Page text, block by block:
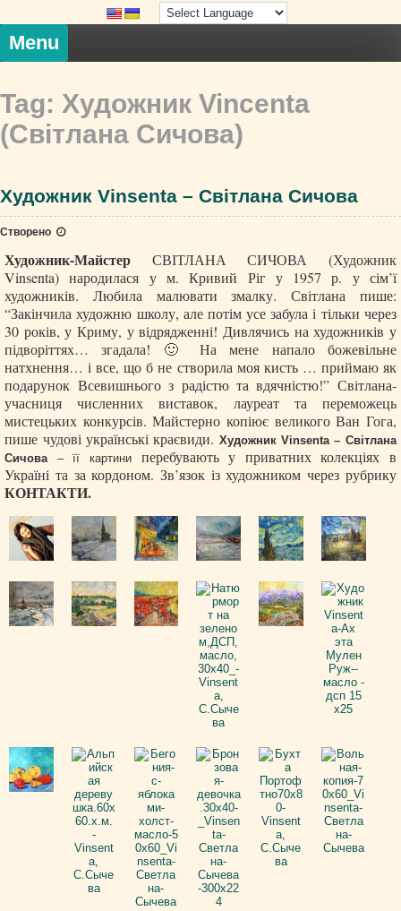
content
Menu
Tag: Художник Vincenta
(Світлана Сичова)
Художник Vinsenta – Світлана Сичова
Створено
Художник-Майстер СВІТЛАНА СИЧОВА (Художник
Vinsenta) народилася у м. Кривий Ріг у 1957 р. у сім’ї
художників. Любила малювати змалку. Світлана пише:
“Закінчила художню школу, але потім усе забула і тільки через
30 років, у Криму, у відрядженні! Дивлячись на художників у
підворіттях… згадала! 🙂 На мене напало божевільне
натхнення… і все, що б не створила моя кисть … приймаю як
подарунок Всевишнього з радістю та вдячністю!” Світлана-
учасниця численних виставок, лауреат та переможець
мистецьких конкурсів. Майстерно копіює великого Ван Гога,
пише чудові українські краєвиди. Художник Vinsenta – Світлана
Сичова– її картини перебувають у приватних колекціях в
Україні та за кордоном. Зв’язок із художником через рубрику
КОНТАКТИ.